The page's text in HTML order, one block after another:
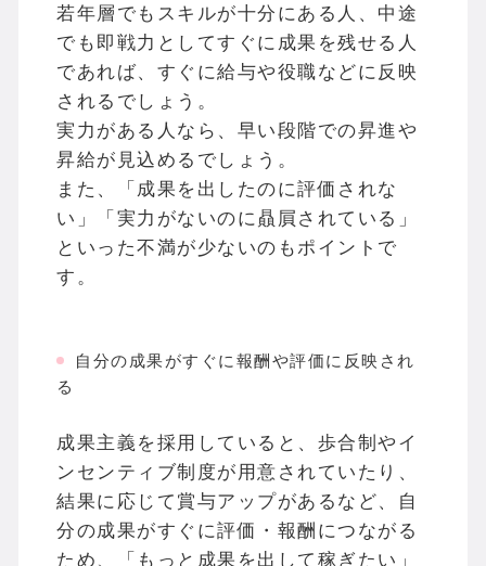
若年層でもスキルが十分にある人、中途
でも即戦力としてすぐに成果を残せる人
であれば、すぐに給与や役職などに反映
されるでしょう。
実力がある人なら、早い段階での昇進や
昇給が見込めるでしょう。
また、「成果を出したのに評価されな
い」「実力がないのに贔屓されている」
といった不満が少ないのもポイントで
す。
自分の成果がすぐに報酬や評価に反映され
る
成果主義を採用していると、歩合制やイ
ンセンティブ制度が用意されていたり、
結果に応じて賞与アップがあるなど、自
分の成果がすぐに評価・報酬につながる
ため、「もっと成果を出して稼ぎたい」